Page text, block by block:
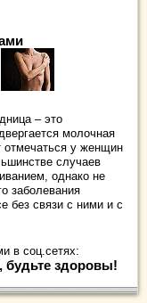
– это
молочная
отмечаться у женщин
случаев
однако не
заболевания
без связи с ними и с
в соц.сетях:
будьте здоровы!